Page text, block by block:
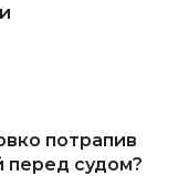
потрапив
перед судом?